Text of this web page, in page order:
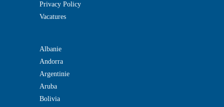
Privacy Policy
Vacatures
Albanie
Andorra
Argentinie
Aruba
Bolivia